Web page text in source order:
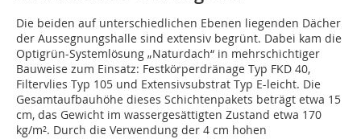
Die beiden auf unterschiedlichen Ebenen liegenden Dächer
der Aussegnungshalle sind extensiv begrünt. Dabei kam die
Optigrün-Systemlösung „Naturdach“ in mehrschichtiger
Bauweise zum Einsatz: Festkörperdränage Typ FKD 40,
Filtervlies Typ 105 und Extensivsubstrat Typ E-leicht. Die
Gesamtaufbauhöhe dieses Schichtenpakets beträgt etwa 15
cm, das Gewicht im wassergesättigten Zustand etwa 170
kg/m². Durch die Verwendung der 4 cm hohen